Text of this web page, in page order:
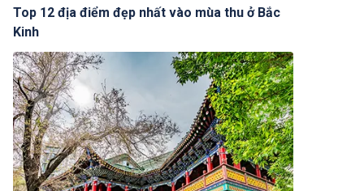
Top 12 địa điểm đẹp nhất vào mùa thu ở Bắc
Kinh